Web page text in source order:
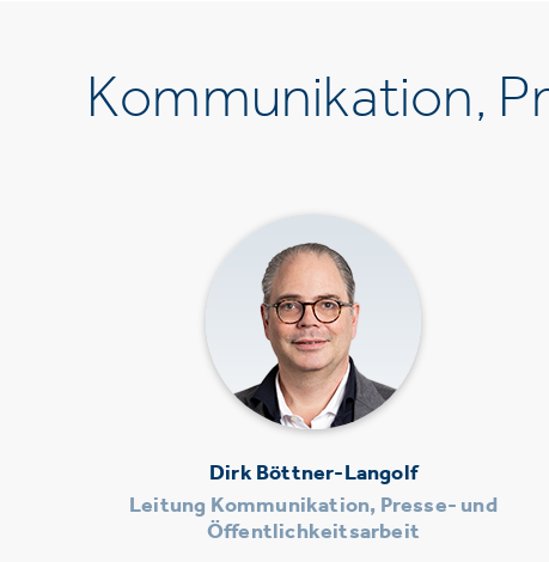
Kommunikation,
Dirk Böttner-Langolf
Leitung Kommunikation, Presse- und
Öffentlichkeitsarbeit